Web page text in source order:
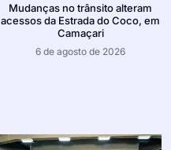
Mudanças no trânsito alteram
acessos da Estrada do Coco, em
Camaçari
6 de agosto de 2026